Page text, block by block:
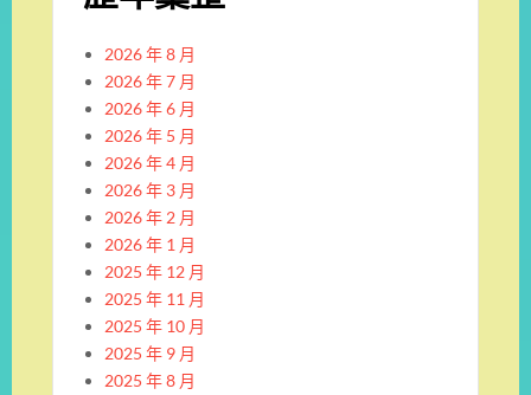
2026 年 8 月
2026 年 7 月
2026 年 6 月
2026 年 5 月
2026 年 4 月
2026 年 3 月
2026 年 2 月
2026 年 1 月
2025 年 12 月
2025 年 11 月
2025 年 10 月
2025 年 9 月
2025 年 8 月